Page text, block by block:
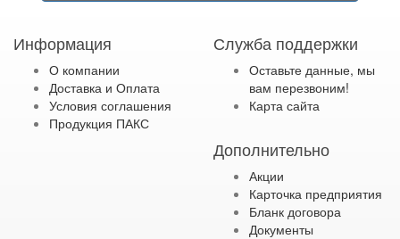
Информация
О компании
Доставка и Оплата
Условия соглашения
Продукция ПАКС
Служба поддержки
Оставьте данные, мы
вам перезвоним!
Карта сайта
Дополнительно
Акции
Карточка предприятия
Бланк договора
Документы